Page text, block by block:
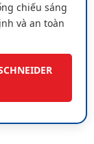
chiếu sáng
và an toàn